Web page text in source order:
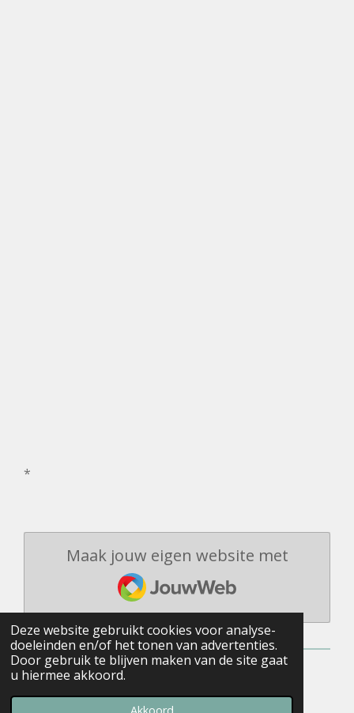
Deze website gebruikt cookies voor analyse-
doeleinden en/of het tonen van advertenties.
Door gebruik te blijven maken van de site gaat
u hiermee akkoord.
*
Maak jouw eigen website met
JouwWeb
© 2021 - 2026 Eric Vdwgd.